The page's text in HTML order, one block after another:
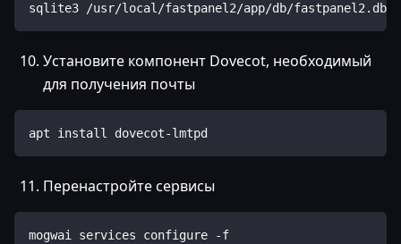
sqlite3 /usr/local/fastpanel2/app/db/fastpanel2.db
Установите компонент Dovecot, необходимый
для получения почты
apt install dovecot-lmtpd
Перенастройте сервисы
mogwai services configure -f